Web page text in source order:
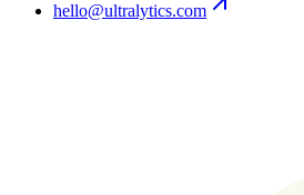
hello@ultralytics.com